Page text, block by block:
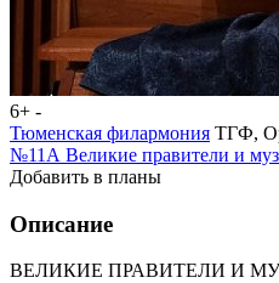
6+ -
Тюменская филармония ТГФ,
№11А Великие правители и
Добавить в планы
Описание
ВЕЛИКИЕ ПРАВИТЕЛИ И